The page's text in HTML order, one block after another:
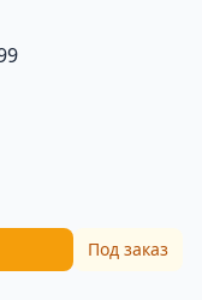
Под заказ